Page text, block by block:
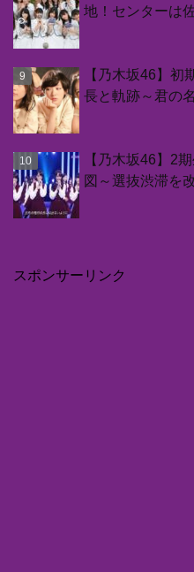
地！センターは
【乃木坂46】初
長と軌跡～君の
【乃木坂46】2
図～選抜渋滞を
スポンサーリンク